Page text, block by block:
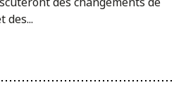
des...